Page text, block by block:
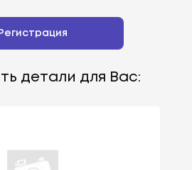
Регистрация
детали для Вас: